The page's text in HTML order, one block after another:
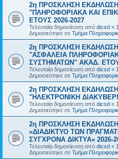
2η ΠΡΟΣΚΛΗΣΗ
"ΠΛΗΡΟΦΟΡΙΑΚΑ ΚΑΙ
ΕΤΟΥΣ 2026-2027
Τελευταία δημοσίευση από dicsd «
Δημοσιεύτηκε σε Τμήμα
2η ΠΡΟΣΚΛΗΣΗ
"ΑΣΦΑΛΕΙΑ
ΣΥΣΤΗΜΑΤΩΝ" ΑΚΑΔ.
Τελευταία δημοσίευση από dicsd «
Δημοσιεύτηκε σε Τμήμα
2η ΠΡΟΣΚΛΗΣΗ
"ΗΛΕΚΤΡΟΝΙΚΗ
Τελευταία δημοσίευση από dicsd «
Δημοσιεύτηκε σε Τμήμα
2η ΠΡΟΣΚΛΗΣΗ
«ΔΙΑΔΙΚΤΥΟ ΤΩΝ
ΣΥΓΧΡΟΝΑ ΔΙΚΤΥΑ» 2026-
Τελευταία δημοσίευση από dicsd «
Δημοσιεύτηκε σε Τμήμα